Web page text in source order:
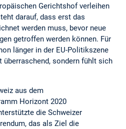
Gerichtshof verleihen
darauf, dass erst das
werden muss, bevor neue
getroffen werden können. Für
länger in der EU-Politikszene
sondern fühlt sich
aus dem
Horizont 2020
die Schweizer
das als Ziel die